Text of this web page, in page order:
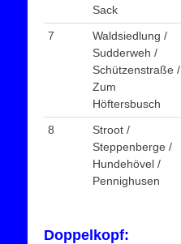
Sack
7
Waldsiedlung /
Sudderweh /
Schützenstraße /
Zum
Höftersbusch
8
Stroot /
Steppenberge /
Hundehövel /
Pennighusen
Doppelkopf: